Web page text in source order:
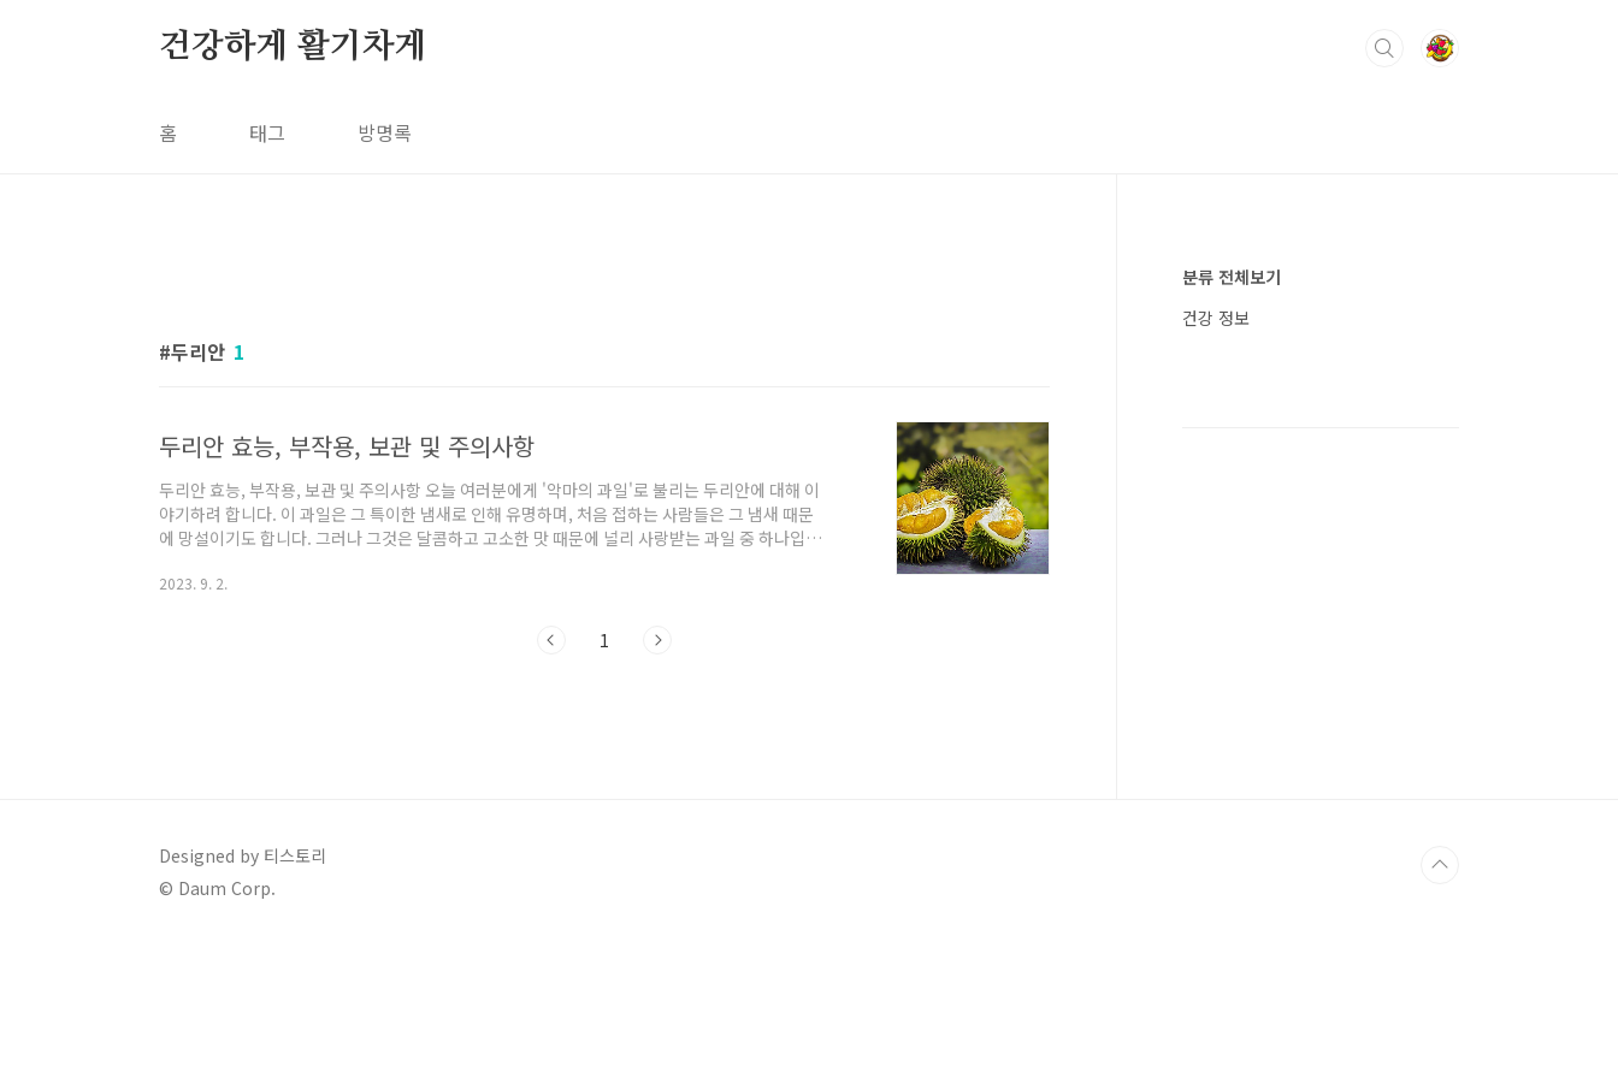
건강하게 활기차게
홈 태그 방명록
두리안 1
두리안 효능, 부작용, 보관 및 주의사항
두리안 효능, 부작용, 보관 및 주의사항 오늘 여러분에게 '악마의 과일'로 불리는 두리안에 대해 이
야기하려 합니다. 이 과일은 그 특이한 냄새로 인해 유명하며, 처음 접하는 사람들은 그 냄새 때문
에 망설이기도 합니다. 그러나 그것은 달콤하고 고소한 맛 때문에 널리 사랑받는 과일 중 하나입니
운 가시로 뒤덮인 겉은 부드럽고 크림 같은 과육을 포함하고 있습니다. 두리안은 주로 말레이시아
있지만 속은 부드럽습니다. 두리안의 효능 이 과일은 다른 과일에 비해 영양소가 풍부합니다. 필수
2023. 9. 2.
1
분류 전체보기
건강 정보
Designed by 티스토리
© Daum Corp.